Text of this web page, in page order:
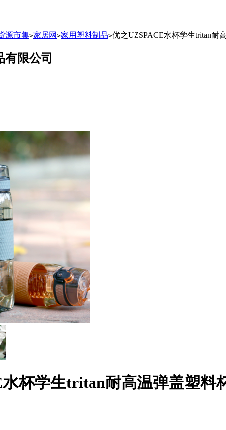
源市集>家居网 >家用塑料制品>优之UZSPACE水杯学生tritan耐
有限公司
杯学生tritan耐高温弹盖塑料